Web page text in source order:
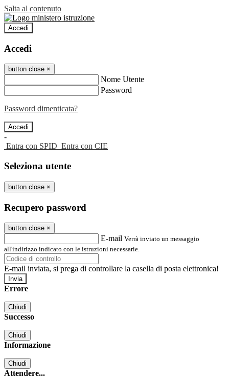
Salta al contenuto
Accedi
Accedi
button close ×
Nome Utente
Password
Password dimenticata?
-
Entra con SPID Entra con CIE
Seleziona utente
button close ×
Recupero password
button close ×
E-mail Verrà inviato un messaggio
all'indirizzo indicato con le istruzioni necessarie.
E-mail inviata, si prega di controllare la casella di posta elettronica!
Errore
Chiudi
Successo
Chiudi
Informazione
Chiudi
Attendere...